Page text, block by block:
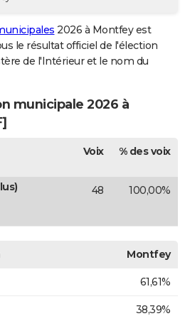
2026 à Montfey est
le résultat officiel de l'élection
de l'Intérieur et le nom du
municipale 2026 à
Voix % des voix
48 100,00%
Montfey
61,61%
38,39%